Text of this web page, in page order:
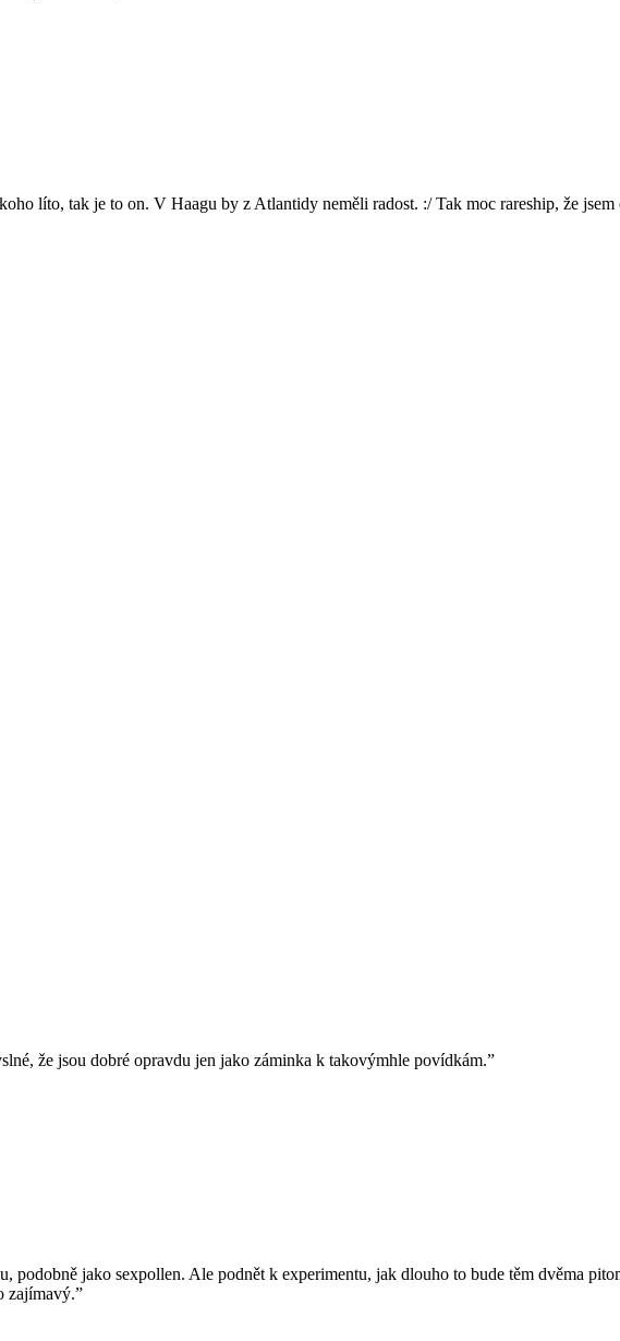
líto, tak je to on. V Haagu by z Atlantidy neměli radost. :/ Tak moc rareship, že
že jsou dobré opravdu jen jako záminka k takovýmhle povídkám.”
jako sexpollen. Ale podnět k experimentu, jak dlouho to bude těm dvěma
zajímavý.”